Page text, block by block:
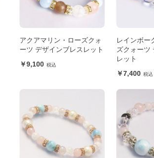
アクアマリン・ローズクォ
ーツ デザインブレスレット
9,100
レインボー
ズクォーツ
レット
7,400